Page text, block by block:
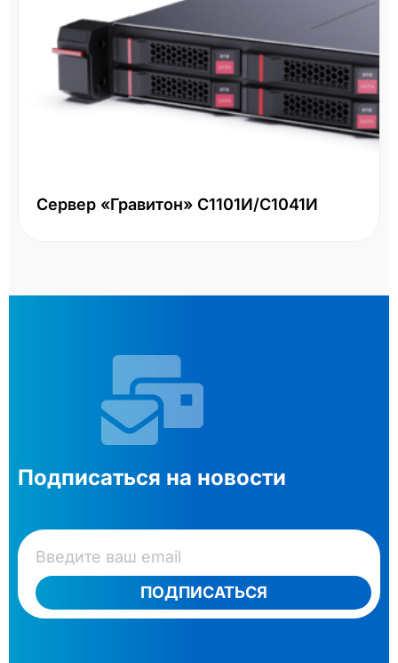
Сервер «Гравитон» С1101И/С1041И
Подписаться на новости
ПОДПИСАТЬСЯ